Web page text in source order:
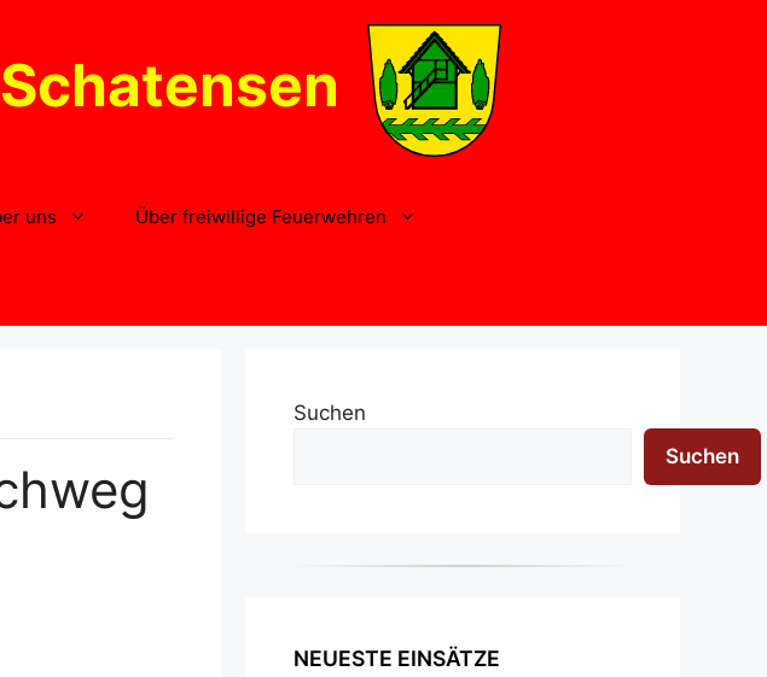
uns Über freiwillige Feuerwehren
Suchen
Suchen
NEUESTE EINSÄTZE